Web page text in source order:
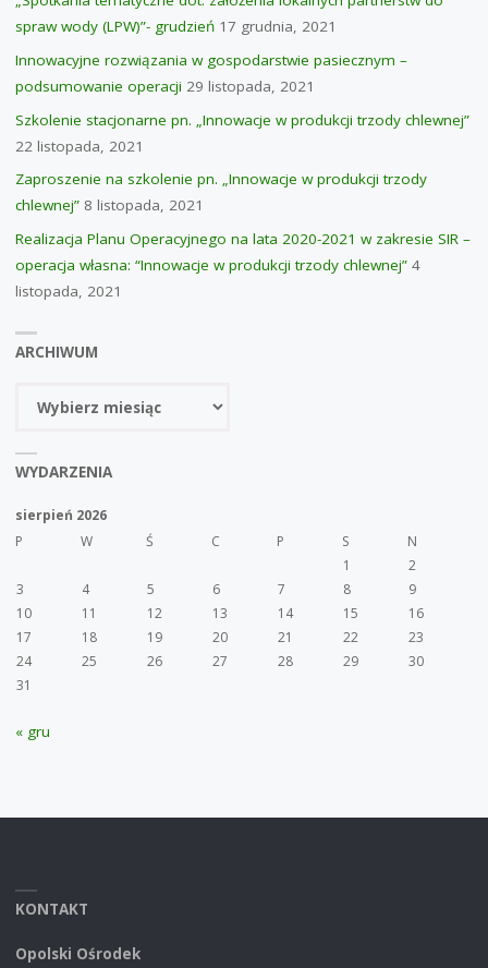
spraw wody (LPW)”- grudzień 17 grudnia, 2021
Innowacyjne rozwiązania w gospodarstwie pasiecznym –
podsumowanie operacji 29 listopada, 2021
Szkolenie stacjonarne pn. „Innowacje w produkcji trzody chlewnej”
22 listopada, 2021
Zaproszenie na szkolenie pn. „Innowacje w produkcji trzody
chlewnej” 8 listopada, 2021
Realizacja Planu Operacyjnego na lata 2020-2021 w zakresie SIR –
operacja własna: “Innowacje w produkcji trzody chlewnej” 4
listopada, 2021
ARCHIWUM
WYDARZENIA
sierpień 2026
P
W Ś C P S
N
1
2
3
4 5 6 7 8
9
10
11 12 13 14 15
16
17
18 19 20 21 22
23
24
25 26 27 28 29
30
31
« gru
KONTAKT
Opolski Ośrodek